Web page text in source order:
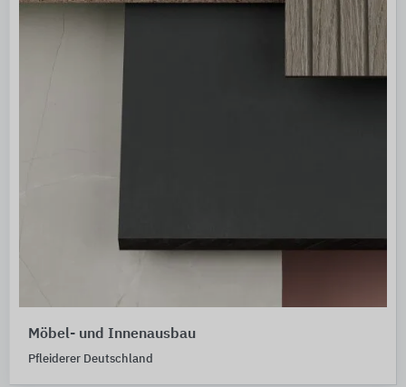
Möbel- und Innenausbau
Pfleiderer Deutschland